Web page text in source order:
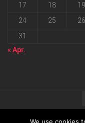
17
18 19
24
25 26
31
« Apr.